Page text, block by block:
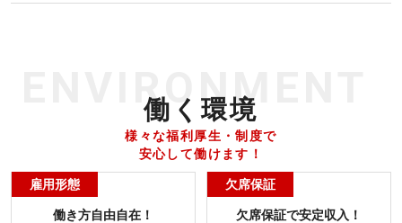
働く環境
ENVIRONMENT
様々な福利厚生・制度で
安心して働けます！
雇用形態
働き方自由自在！
欠席保証
欠席保証で安定収入！